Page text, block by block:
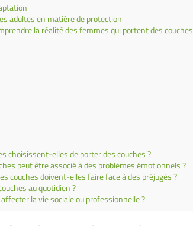
adultes en matière de protection
la réalité des femmes qui portent des couches
choisissent-elles de porter des couches ?
peut être associé à des problèmes émotionnels ?
couches doivent-elles faire face à des préjugés ?
au quotidien ?
la vie sociale ou professionnelle ?